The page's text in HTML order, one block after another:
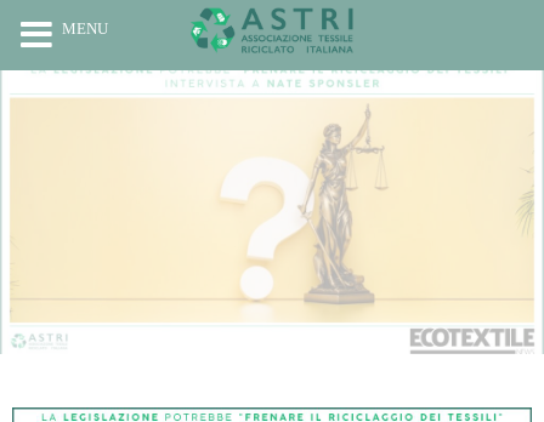
HOME
MENU